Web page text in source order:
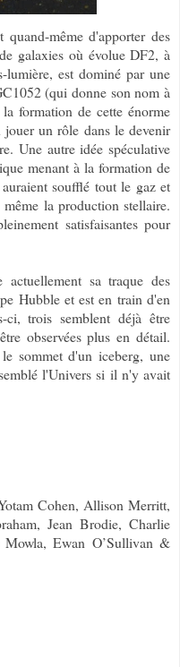
même d'apporter des
galaxies où évolue DF2, à
lumière, est dominé par une
(qui donne son nom à
formation de cette énorme
un rôle dans le devenir
Une autre idée spéculative
menant à la formation de
soufflé tout le gaz et
la production stellaire.
satisfaisantes pour
sa traque des
Hubble et est en train d'en
ci, trois semblent déjà être
observées plus en détail.
sommet d'un iceberg, une
l'Univers si il n'y avait
Cohen, Allison Merritt,
Jean Brodie, Charlie
Ewan O’Sullivan &